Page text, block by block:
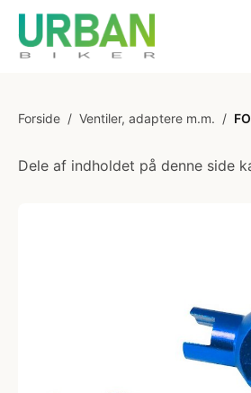
Forside / Ventiler, adaptere m.m. /
Dele af indholdet på denne side